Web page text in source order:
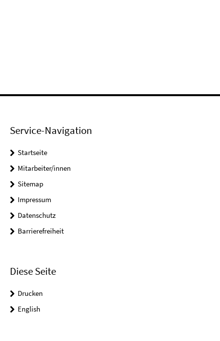
Service-Navigation
Startseite
Mitarbeiter/innen
Sitemap
Impressum
Datenschutz
Barrierefreiheit
Diese Seite
Drucken
English